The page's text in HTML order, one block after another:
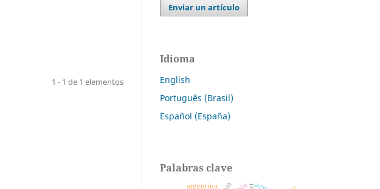
1 - 1 de 1 elementos
Enviar un artículo
Idioma
English
Português (Brasil)
Español (España)
Palabras clave
argentina